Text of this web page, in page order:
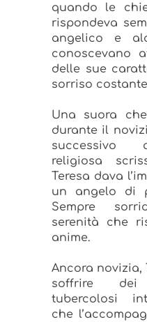
quando le
rispondeva
angelico e
conoscevano
delle sue
sorriso
Una suora
durante il
successivo
religiosa
Teresa dava
un angelo di
Sempre
serenità che
anime.
Ancora novizia,
soffrire
tubercolosi
che